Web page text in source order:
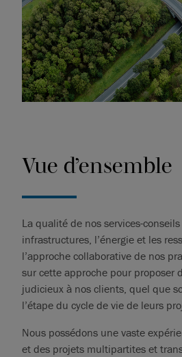
Vue d’ensemble
La qualité de nos services-
infrastructures, l’énergie et les
l’approche collaborative de nos
sur cette approche pour proposer
judicieux à nos clients, quel que
l’étape du cycle de vie de leurs
Nous possédons une vaste
et des projets multipartites et